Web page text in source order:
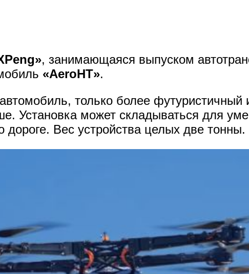
, занимающаяся выпуском
«AeroHT».
только более футуристичный
Установка может складываться для
дороге. Вес устройства целых две тонны.